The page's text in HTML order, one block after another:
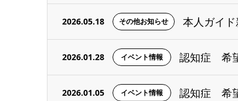
2026.05.18 その他お知らせ 本人ガイ
2026.01.28 イベント情報 認知症 希
2026.01.05 イベント情報 認知症 希